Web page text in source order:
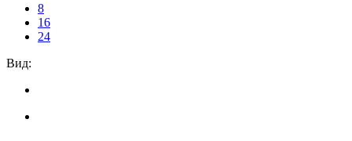
8
16
24
Вид: